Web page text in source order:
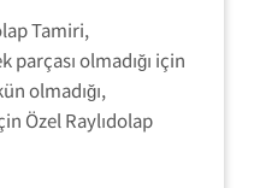
Tamiri,
parçası olmadığı için
olmadığı,
Özel Raylıdolap